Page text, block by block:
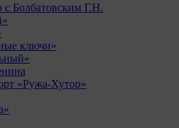
с Болбатовским Г.Н.
ключи»
«Ружа-Хутор»